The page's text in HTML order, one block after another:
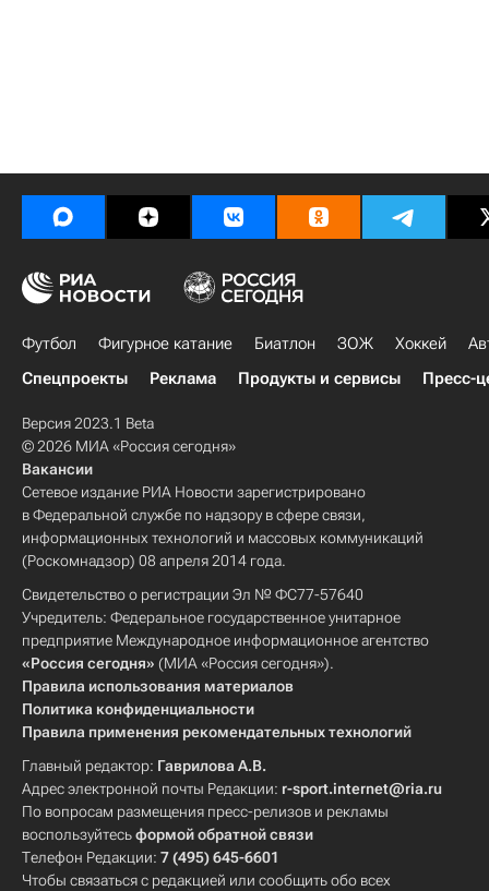
Футбол Фигурное катание Биатлон ЗОЖ Хоккей
Спецпроекты
Реклама Продукты и сервисы Пресс-
Версия 2023.1 Beta
© 2026 МИА «Россия сегодня»
Вакансии
Сетевое издание РИА Новости зарегистрировано
в Федеральной службе по надзору в сфере связи,
информационных технологий и массовых коммуникаций
(Роскомнадзор) 08 апреля 2014 года.
Свидетельство о регистрации Эл № ФС77-57640
Учредитель: Федеральное государственное унитарное
предприятие Международное информационное агентство
«Россия сегодня» (МИА «Россия сегодня»).
Правила использования материалов
Политика конфиденциальности
Правила применения рекомендательных технологий
Главный редактор: Гаврилова А.В.
Адрес электронной почты Редакции: r-sport.internet@ria.ru
По вопросам размещения пресс-релизов и рекламы
воспользуйтесьформой обратной связи
Телефон Редакции: 7 (495) 645-6601
Чтобы связаться с редакцией или сообщить обо всех